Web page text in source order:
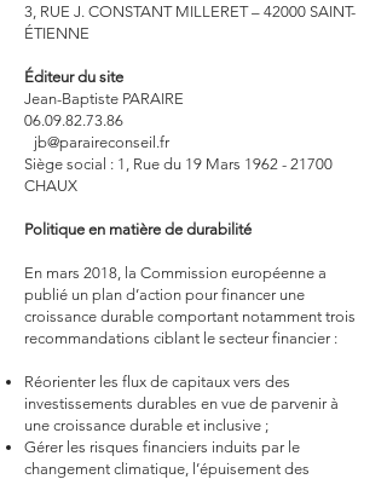
3, RUE J. CONSTANT MILLERET – 42000 SAINT-
ÉTIENNE
Éditeur du site
Jean-Baptiste PARAIRE
06.09.82.73.86
jb@paraireconseil.fr
Siège social : 1, Rue du 19 Mars 1962 - 21700
CHAUX
Politique en matière de durabilité
En mars 2018, la Commission européenne a
publié un plan d’action pour financer une
croissance durable comportant notamment trois
recommandations ciblant le secteur financier :
Réorienter les flux de capitaux vers des
investissements durables en vue de parvenir à
une croissance durable et inclusive ;
Gérer les risques financiers induits par le
changement climatique, l’épuisement des